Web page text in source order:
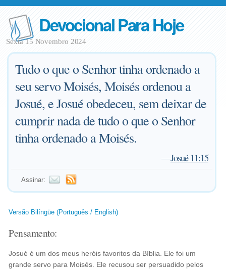
Devocional Para Hoje
Sexta 15 Novembro 2024
Tudo o que o Senhor tinha ordenado a
seu servo Moisés, Moisés ordenou a
Josué, e Josué obedeceu, sem deixar de
cumprir nada de tudo o que o Senhor
tinha ordenado a Moisés.
—Josué 11:15
Assinar:
Versão Bilíngüe (Português / English)
Pensamento:
Josué é um dos meus heróis favoritos da Bíblia. Ele foi um
grande servo para Moisés. Ele recusou ser persuadido pelos